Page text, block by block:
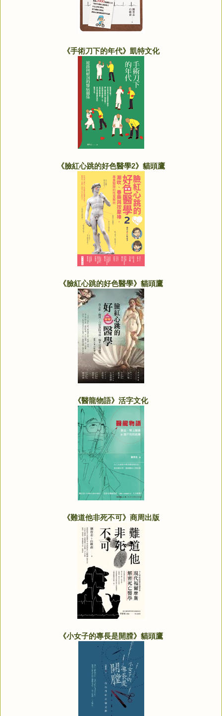
《手術刀下的年代》凱特文化
《臉紅心跳的好色醫學2》貓頭鷹
《臉紅心跳的好色醫學》貓頭鷹
《醫龍物語》活字文化
《難道他非死不可》商周出版
《小女子的專長是開膛》貓頭鷹